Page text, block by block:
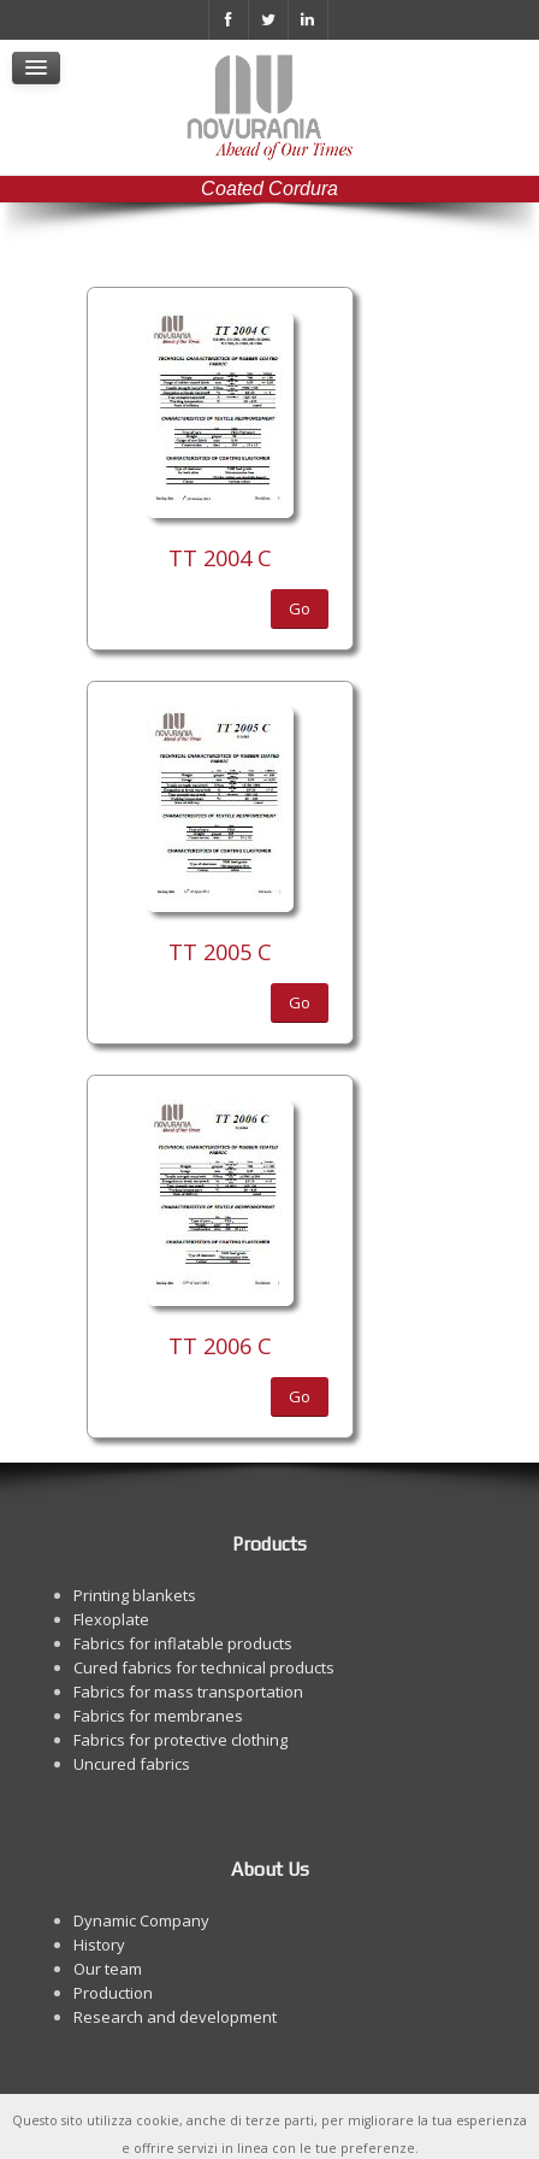
Policy Videosorveglianza
Politica di Whistleblowing
Certificazione ISO 9001 ita
Coated Cordura
TT 2004 C
Go
TT 2005 C
Go
TT 2006 C
Go
Products
Printing blankets
Flexoplate
Fabrics for inflatable products
Cured fabrics for technical products
Fabrics for mass transportation
Fabrics for membranes
Fabrics for protective clothing
Uncured fabrics
About Us
Dynamic Company
History
Our team
Production
Research and development
Questo sito utilizza cookie, anche di terze parti, per migliorare la tua esperienza
e offrire servizi in linea con le tue preferenze.